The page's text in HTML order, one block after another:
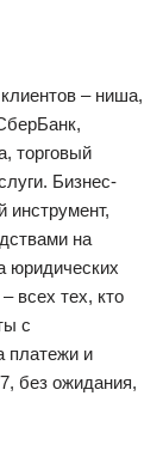
– ниша,
торговый
Бизнес-
инструмент,
на
юридических
всех тех, кто
с
платежи и
без ожидания,